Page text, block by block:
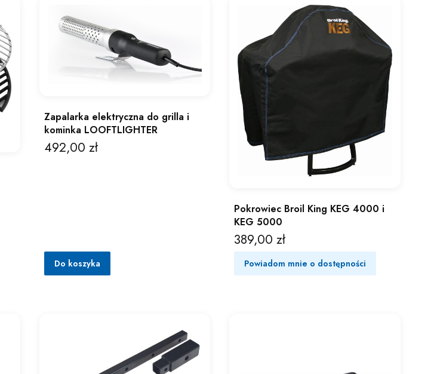
Zapalarka elektryczna do grilla i
kominka LOOFTLIGHTER
Cena
492,00 zł
Do koszyka
Pokrowiec Broil King KEG 4000 i
KEG 5000
Cena
389,00 zł
Powiadom mnie o dostępności